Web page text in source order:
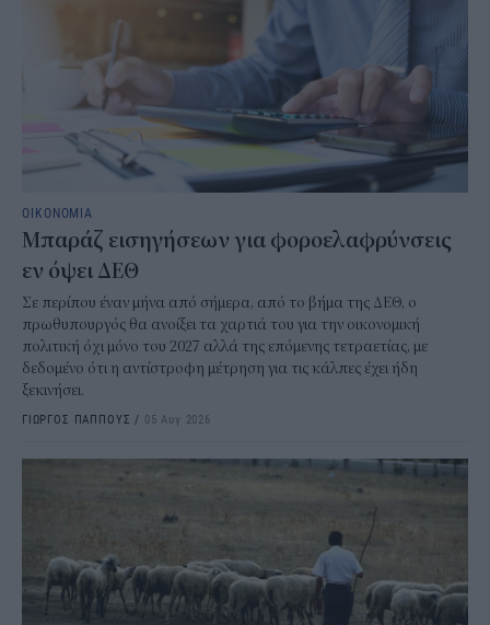
ΟΙΚΟΝΟΜΙΑ
Μπαράζ εισηγήσεων για φοροελαφρύνσεις
εν όψει ΔΕΘ
Σε περίπου έναν μήνα από σήμερα, από το βήμα της ΔΕΘ, ο
πρωθυπουργός θα ανοίξει τα χαρτιά του για την οικονομική
πολιτική όχι μόνο του 2027 αλλά της επόμενης τετραετίας, με
δεδομένο ότι η αντίστροφη μέτρηση για τις κάλπες έχει ήδη
ξεκινήσει.
ΓΙΩΡΓΟΣ ΠΑΠΠΟΥΣ / 05 Αυγ 2026